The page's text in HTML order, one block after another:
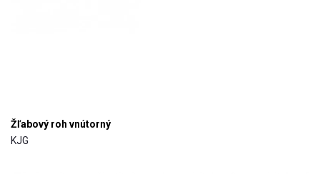
Žľabový roh vnútorný
KJG